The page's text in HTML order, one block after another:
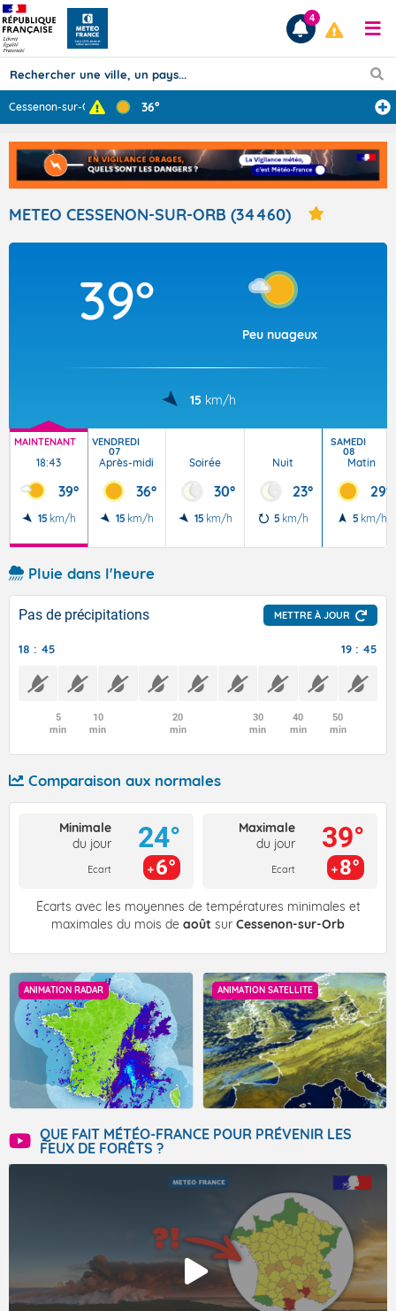
Prévisions
TOUS LES RÉSULTATS
Articles
4
Cessenon-sur-Or... 36°
METEO CESSENON-SUR-ORB (34460)
39°
Peu nuageux
15 km/h
MAINTENANT
18:43
39°
15 km/h
VENDREDI
07
Après-midi
36°
15 km/h
Soirée
30°
15 km/h
Nuit
23°
5 km/h
SAMEDI
08
Matin
29°
5 km/h
Pluie dans l'heure
Pas de précipitations METTRE À JOUR
18 : 45 19 : 45
5
min
10
min
20
min
30
min
40
min
50
min
Comparaison aux normales
Minimale
du jour
Ecart
24°
6°
Maximale
du jour
Ecart
39°
8°
Écarts avec les moyennes de températures minimales et
maximales du mois de août sur Cessenon-sur-Orb
ANIMATION RADAR ANIMATION SATELLITE
QUE FAIT MÉTÉO-FRANCE POUR PRÉVENIR LES
FEUX DE FORÊTS ?